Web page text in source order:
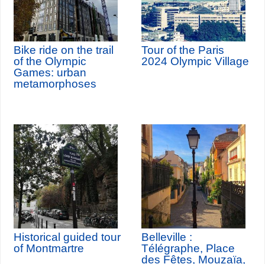
Bike ride on the trail
of the Olympic
Games: urban
metamorphoses
Tour of the Paris
2024 Olympic Village
Historical guided tour
of Montmartre
Belleville :
Télégraphe, Place
des Fêtes, Mouzaïa,